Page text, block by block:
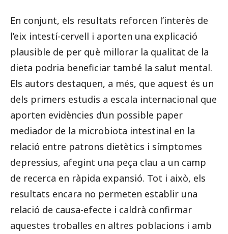
En conjunt, els resultats reforcen l’interès de
l’eix intestí-cervell i aporten una explicació
plausible de per què millorar la qualitat de la
dieta podria beneficiar també la salut mental.
Els autors destaquen, a més, que aquest és un
dels primers estudis a escala internacional que
aporten evidències d’un possible paper
mediador de la microbiota intestinal en la
relació entre patrons dietètics i símptomes
depressius, afegint una peça clau a un camp
de recerca en ràpida expansió. Tot i això, els
resultats encara no permeten establir una
relació de causa-efecte i caldrà confirmar
aquestes troballes en altres poblacions i amb